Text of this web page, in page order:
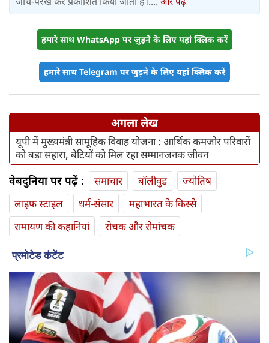
हमारे साथ WhatsApp पर जुड़ने के लिए यहां क्लिक करें
हमारे साथ Telegram पर जुड़ने के लिए यहां क्लिक करें
अगला लेख
यूपी में मुख्यमंत्री सामूहिक विवाह योजना : आर्थिक कमजोर परिवारों
को बड़ा सहारा, बेटियों को मिल रहा सम्मानजनक जीवन
वेबदुनिया पर पढ़ें : समाचार बॉलीवुड
ज्योतिष
लाइफ स्‍टाइल
धर्म-संसार
महाभारत के किस्से
रामायण की कहानियां
रोचक और रोमांचक